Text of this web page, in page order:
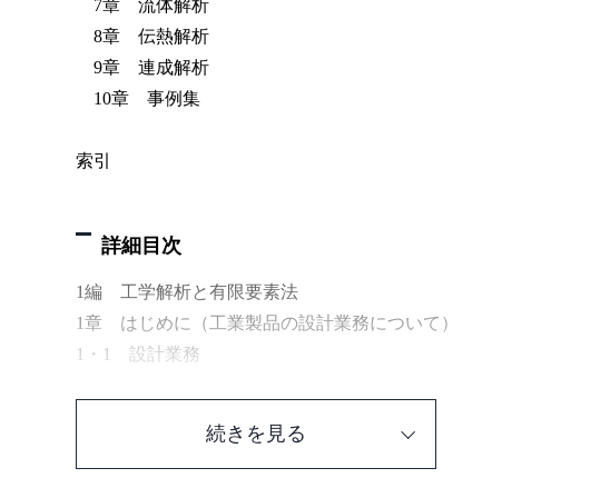
7章 流体解析
8章 伝熱解析
9章 連成解析
10章 事例集
索引
詳細目次
1編 工学解析と有限要素法
1章 はじめに（工業製品の設計業務について）
1・1 設計業務
1・4 設計における未知特性の取り扱い
続きを見る